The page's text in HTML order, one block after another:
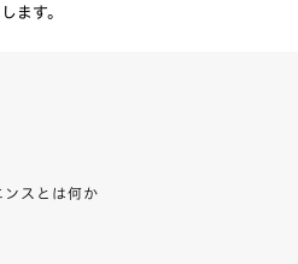
ます。
ンスとは何か